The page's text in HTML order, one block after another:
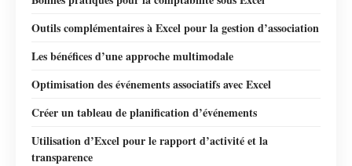
Outils complémentaires à Excel pour la gestion d’association
Les bénéfices d’une approche multimodale
Optimisation des événements associatifs avec Excel
Créer un tableau de planification d’événements
Utilisation d’Excel pour le rapport d’activité et la
transparence